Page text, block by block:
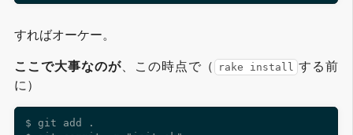
すればオーケー。
ここで大事なのが、この時点で（ rake install する前
に）
$ git add .